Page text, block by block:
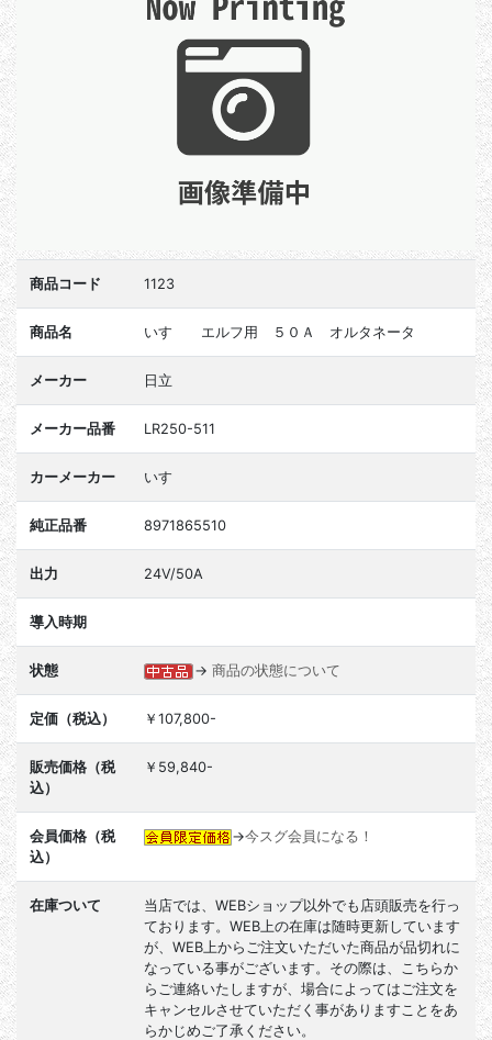
商品コード 1123
商品名 いすゞ エルフ用 ５０Ａ オルタネータ
メーカー 日立
メーカー品番 LR250-511
カーメーカー いすゞ
純正品番 8971865510
出力 24V/50A
導入時期
状態 → 商品の状態について
定価（税込） ￥107,800-
販売価格（税
込）
￥59,840-
会員価格（税
込）
→今スグ会員になる！
在庫ついて
当店では、WEBショップ以外でも店頭販売を行っ
ております。WEB上の在庫は随時更新しています
が、WEB上からご注文いただいた商品が品切れに
なっている事がございます。その際は、こちらか
らご連絡いたしますが、場合によってはご注文を
キャンセルさせていただく事がありますことをあ
らかじめご了承ください。